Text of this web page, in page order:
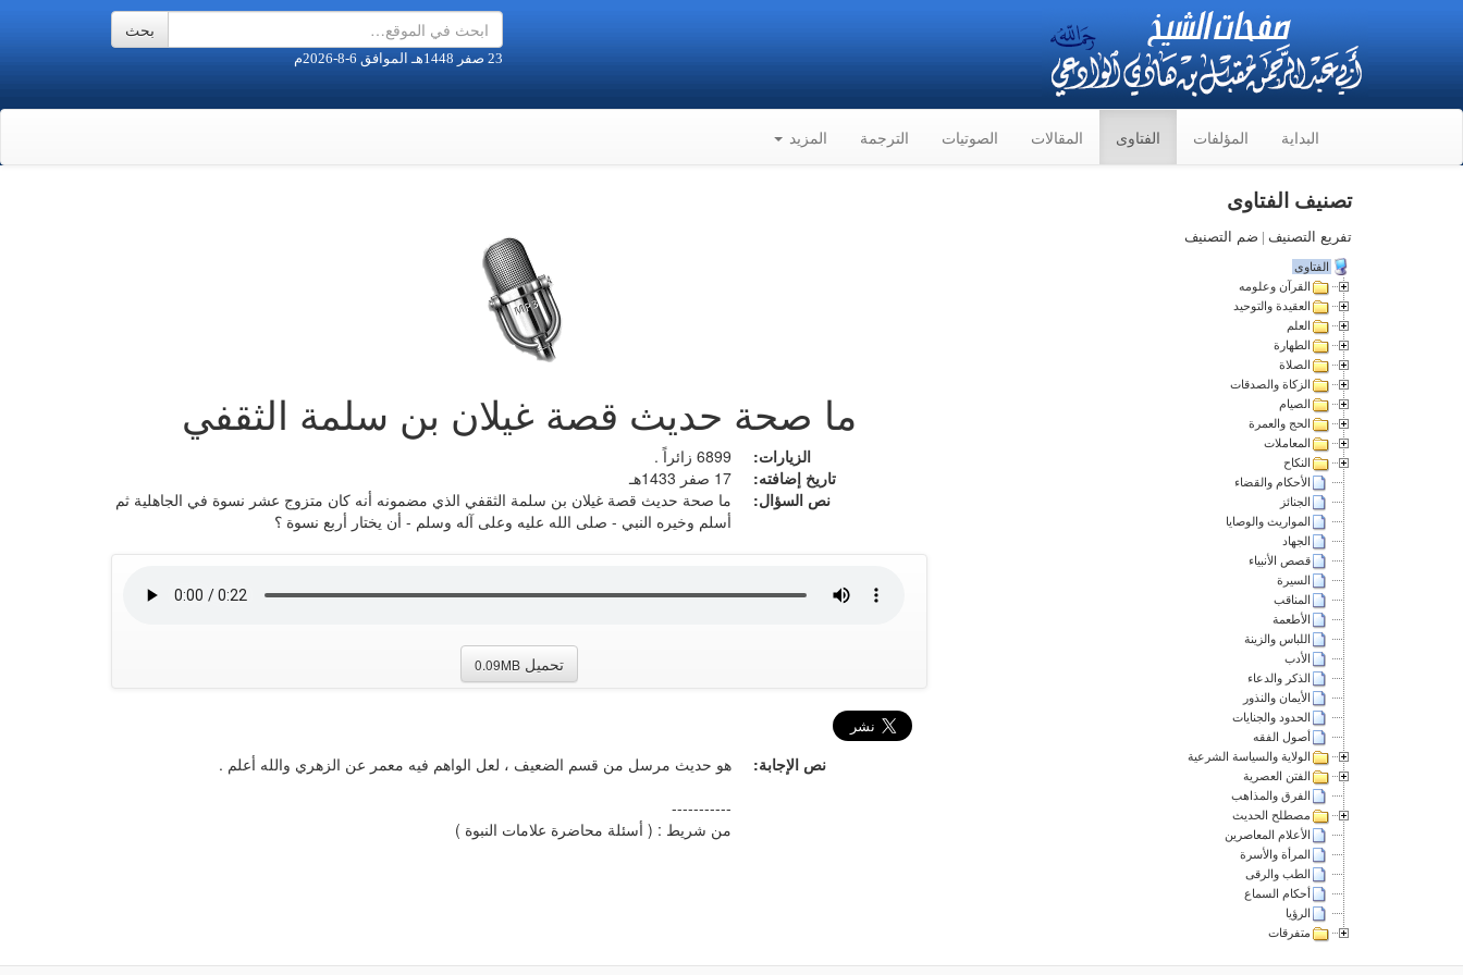
23 صفر 1448هـ الموافق 6-8-2026م
البداية المؤلفات الفتاوى المقالات الصوتيات الترجمة المزيد
ما صحة حديث قصة غيلان بن سلمة الثقفي
الزيارات:
6899 زائراً .
تاريخ إضافته:
17 صفر 1433هـ
نص السؤال:
ما صحة حديث قصة غيلان بن سلمة الثقفي الذي مضمونه أنه كان متزوج عشر نسوة في الجاهلية ثم
أسلم وخيره النبي - صلى الله عليه وعلى آله وسلم - أن يختار أربع نسوة ؟
تحميل 0.09MB
نص الإجابة:
هو حديث مرسل من قسم الضعيف ، لعل الواهم فيه معمر عن الزهري والله أعلم .
-----------
من شريط : ( أسئلة محاضرة علامات النبوة )
تصنيف الفتاوى
تفريع التصنيف | ضم التصنيف
الفتاوى
القرآن وعلومه
العقيدة والتوحيد
العلم
الطهارة
الصلاة
الزكاة والصدقات
الصيام
الحج والعمرة
المعاملات
النكاح
الأحكام والقضاء
الجنائز
المواريث والوصايا
الجهاد
قصص الأنبياء
السيرة
المناقب
الأطعمة
اللباس والزينة
الأدب
الذكر والدعاء
الأيمان والنذور
الحدود والجنايات
أصول الفقه
الولاية والسياسة الشرعية
الفتن العصرية
الفرق والمذاهب
مصطلح الحديث
الأعلام المعاصرين
المرأة والأسرة
الطب والرقى
أحكام السماع
الرؤيا
متفرقات